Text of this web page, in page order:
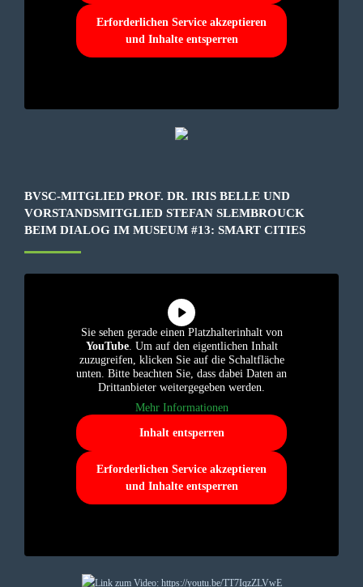
Erforderlichen Service akzeptieren
und Inhalte entsperren
BVSC-MITGLIED PROF. DR. IRIS BELLE UND
VORSTANDSMITGLIED STEFAN SLEMBROUCK
BEIM DIALOG IM MUSEUM #13: SMART CITIES
Sie sehen gerade einen Platzhalterinhalt von
YouTube. Um auf den eigentlichen Inhalt
zuzugreifen, klicken Sie auf die Schaltfläche
unten. Bitte beachten Sie, dass dabei Daten an
Drittanbieter weitergegeben werden.
Mehr Informationen
Inhalt entsperren
Erforderlichen Service akzeptieren
und Inhalte entsperren